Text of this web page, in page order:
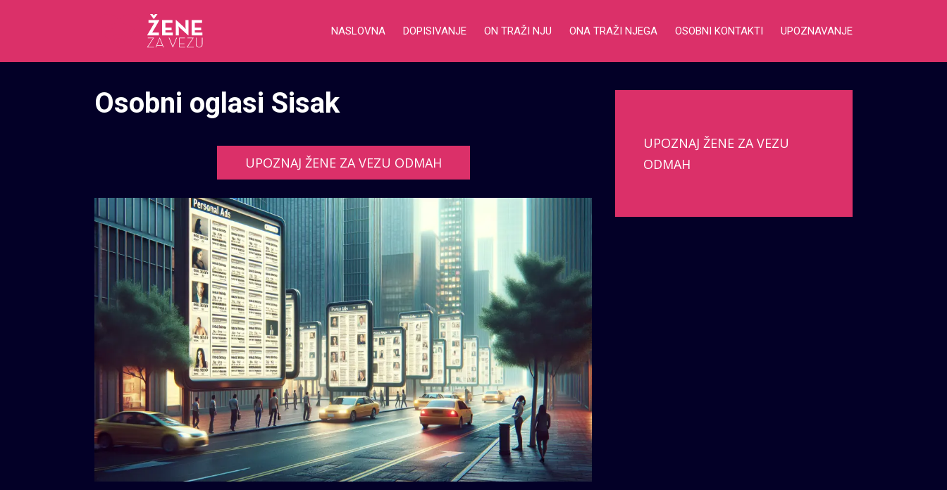
NASLOVNA DOPISIVANJE ON TRAŽI NJU ONA TRAŽI NJEGA OSOBNI KONTAKTI UPOZNAVANJE
Osobni oglasi Sisak
UPOZNAJ ŽENE ZA VEZU ODMAH
UPOZNAJ ŽENE ZA VEZU
ODMAH